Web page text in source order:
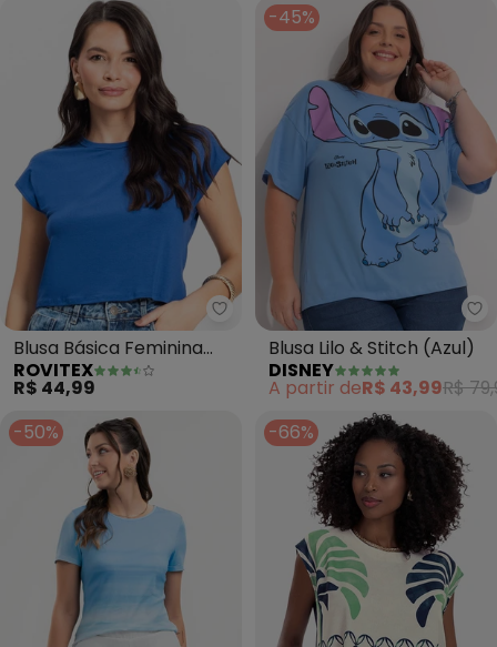
Rovitex - Blusa Básica
Blusa Básica Feminina
Viscotorcion (Azul)
ROVITEX
R$ 44,99
-45%
Blusa Lilo & Stitch (Azul)
DISNEY
A partir deR$ 43,99R$
-50%
-66%